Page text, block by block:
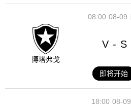
08-09
08:00
博塔弗戈
V - S
即将开始
08-09
18:00